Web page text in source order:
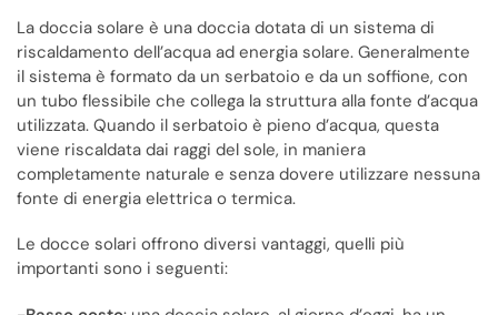
La doccia solare è una doccia dotata di un sistema di
riscaldamento dell’acqua ad energia solare. Generalmente
il sistema è formato da un serbatoio e da un soffione, con
un tubo flessibile che collega la struttura alla fonte d’acqua
utilizzata. Quando il serbatoio è pieno d’acqua, questa
viene riscaldata dai raggi del sole, in maniera
completamente naturale e senza dovere utilizzare nessuna
fonte di energia elettrica o termica.
Le docce solari offrono diversi vantaggi, quelli più
importanti sono i seguenti: